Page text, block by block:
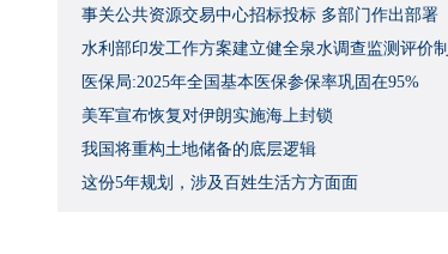
事关公共资源交易中心招标投标 多部门作出部署
水利部印发工作方案建立健全泉水调查监测评价制
度
医保局:2025年全国基本医保参保率巩固在95%
美军宣布恢复对伊朗实施海上封锁
我国将重构土地储备的底层逻辑
这份5年规划，涉及百姓生活方方面面